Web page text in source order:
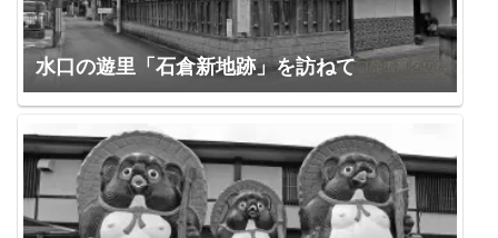
水口の遊里「石倉新地跡」を訪ねて